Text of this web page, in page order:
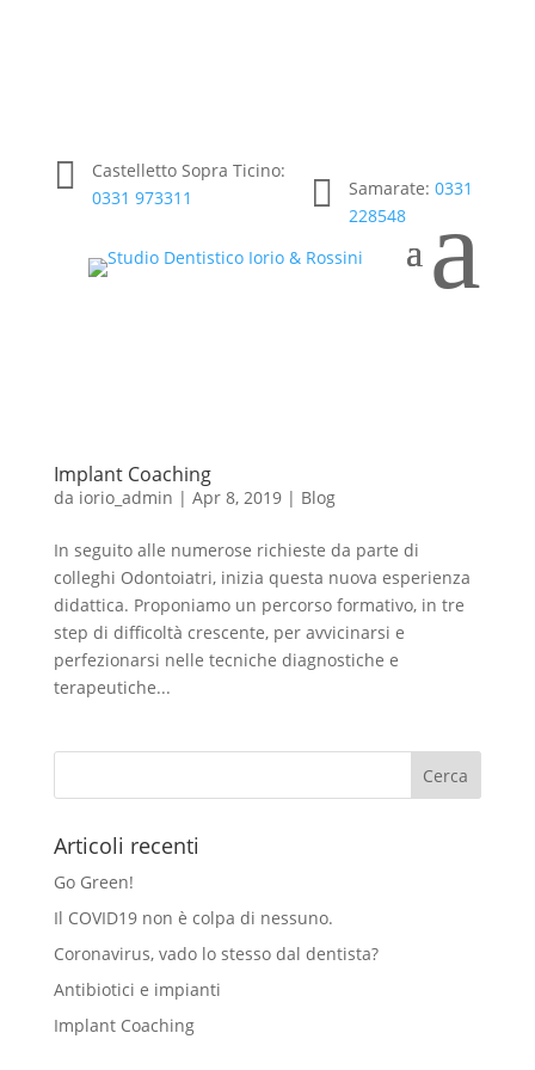

Castelletto Sopra Ticino:
0331 973311
 Samarate: 0331
228548
a
Implant Coaching
da iorio_admin | Apr 8, 2019| Blog
In seguito alle numerose richieste da parte di
colleghi Odontoiatri, inizia questa nuova esperienza
didattica. Proponiamo un percorso formativo, in tre
step di difficoltà crescente, per avvicinarsi e
perfezionarsi nelle tecniche diagnostiche e
terapeutiche...
Articoli recenti
Go Green!
Il COVID19 non è colpa di nessuno.
Coronavirus, vado lo stesso dal dentista?
Antibiotici e impianti
Implant Coaching